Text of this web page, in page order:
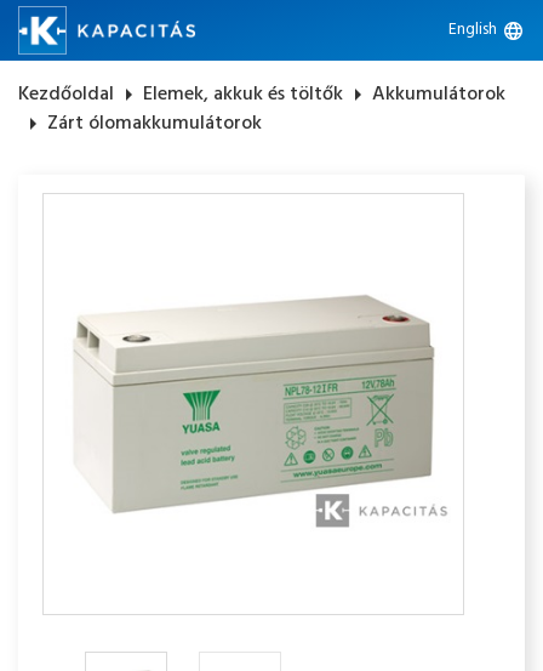
English language
Kezdőoldal arrow_right Elemek, akkuk és töltők arrow_right Akkumulátorok
arrow_right Zárt ólomakkumulátorok